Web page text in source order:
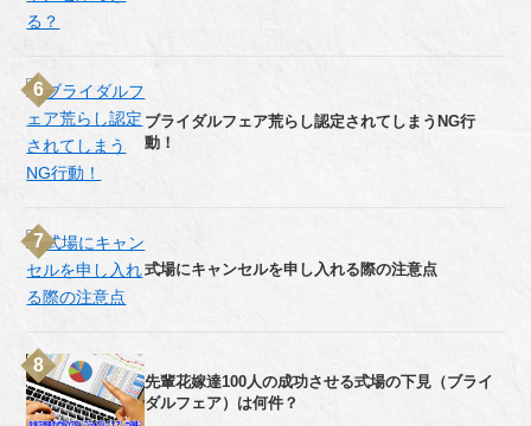
ブライダルフェア荒らし認定されてしまうNG行
動！
式場にキャンセルを申し入れる際の注意点
先輩花嫁達100人の成功させる式場の下見（ブライ
ダルフェア）は何件？